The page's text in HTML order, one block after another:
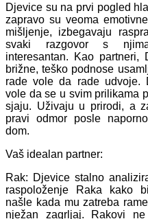
Djevice su na prvi pogled
zapravo su veoma
mišljenje, izbegavaju
svaki razgovor s
interesantan. Kao partneri,
brižne, teško podnose
rade vole da rade udvoje.
vole da se u svim prilikama
sjaju. Uživaju u prirodi, a
pravi odmor posle
dom.
Vaš idealan partner:
Rak: Djevice stalno
raspoloženje Raka kako
našle kada mu zatreba
nježan zagrljaj. Rakovi